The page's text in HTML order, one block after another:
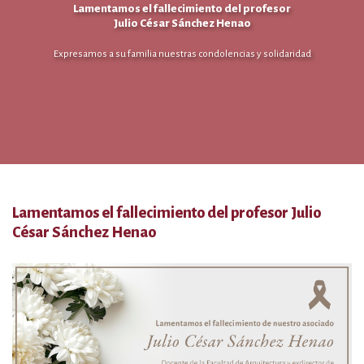
Lamentamos el fallecimiento del profesor
Julio César Sánchez Henao
Expresamos a su familia nuestras condolencias y solidaridad
Lamentamos el fallecimiento del profesor Julio
César Sánchez Henao